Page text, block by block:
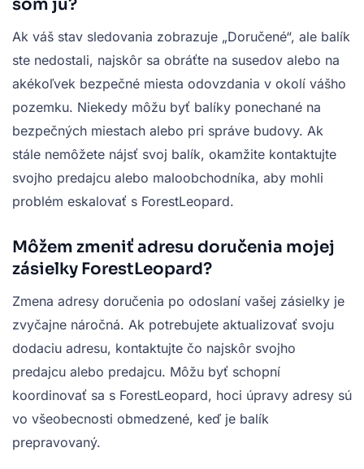
som ju?
Ak váš stav sledovania zobrazuje „Doručené“, ale balík
ste nedostali, najskôr sa obráťte na susedov alebo na
akékoľvek bezpečné miesta odovzdania v okolí vášho
pozemku. Niekedy môžu byť balíky ponechané na
bezpečných miestach alebo pri správe budovy. Ak
stále nemôžete nájsť svoj balík, okamžite kontaktujte
svojho predajcu alebo maloobchodníka, aby mohli
problém eskalovať s ForestLeopard.
Môžem zmeniť adresu doručenia mojej
zásielky ForestLeopard?
Zmena adresy doručenia po odoslaní vašej zásielky je
zvyčajne náročná. Ak potrebujete aktualizovať svoju
dodaciu adresu, kontaktujte čo najskôr svojho
predajcu alebo predajcu. Môžu byť schopní
koordinovať sa s ForestLeopard, hoci úpravy adresy sú
vo všeobecnosti obmedzené, keď je balík
prepravovaný.